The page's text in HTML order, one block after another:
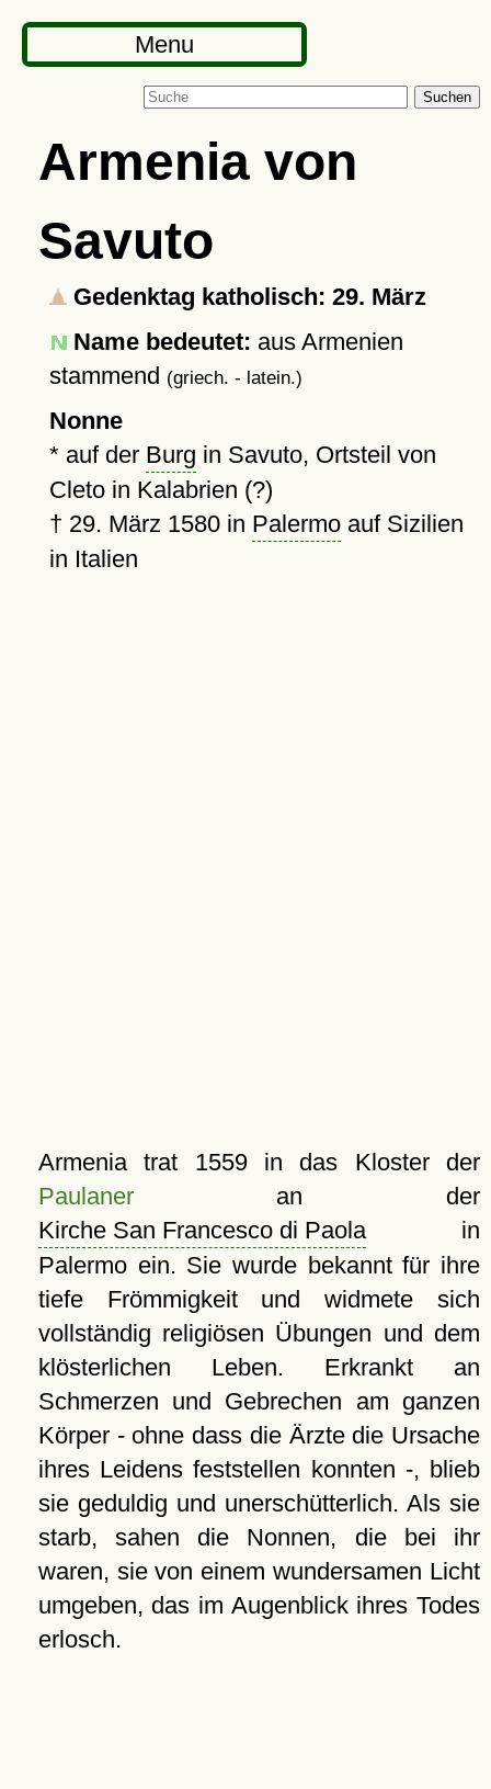
Menu
Suchen
Armenia von
Savuto
Gedenktag katholisch: 29. März
Name bedeutet: aus Armenien
stammend (griech. - latein.)
Nonne
* auf der Burg in Savuto, Ortsteil von
Cleto in Kalabrien (?)
† 29. März 1580in Palermoauf Sizilien
in Italien
Armenia trat 1559 in das Kloster der
Paulaneran der
Kirche San Francesco di Paolain
Palermo ein. Sie wurde bekannt für ihre
tiefe Frömmigkeit und widmete sich
vollständig religiösen Übungen und dem
klösterlichen Leben. Erkrankt an
Schmerzen und Gebrechen am ganzen
Körper - ohne dass die Ärzte die Ursache
ihres Leidens feststellen konnten -, blieb
sie geduldig und unerschütterlich. Als sie
starb, sahen die Nonnen, die bei ihr
waren, sie von einem wundersamen Licht
umgeben, das im Augenblick ihres Todes
erlosch.